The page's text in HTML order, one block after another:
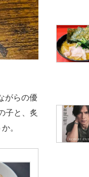
がらの優
子と、炙
。